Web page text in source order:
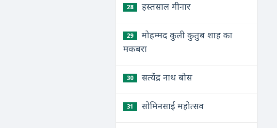
28 हस्तसाल मीनार
29
मोहम्मद कुली कुतुब शाह का
मकबरा
30 सत्येंद्र नाथ बोस
31 सोमिनसाई महोत्सव